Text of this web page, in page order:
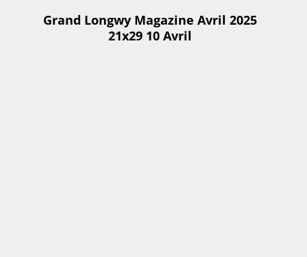
Grand Longwy Magazine Avril 2025
21x29 10 Avril